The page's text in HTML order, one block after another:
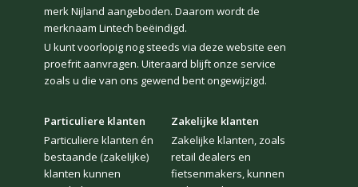
merk Nijland aangeboden. Daarom wordt de
merknaam Lintech beëindigd.
U kunt voorlopig nog steeds via deze website een
proefrit aanvragen. Uiteraard blijft onze service
zoals u die van ons gewend bent ongewijzigd.
Particuliere klanten
Particuliere klanten én
bestaande (zakelijke)
klanten kunnen
Zakelijke klanten
Zakelijke klanten, zoals
retail dealers en
fietsenmakers, kunnen